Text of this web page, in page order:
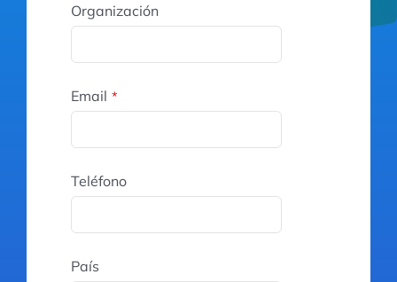
Organización
Email *
Teléfono
País